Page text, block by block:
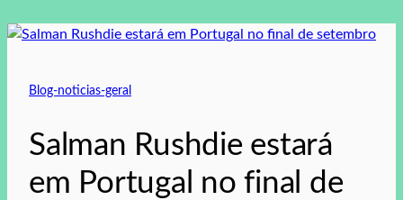
Blog-noticias-geral
Salman Rushdie estará
em Portugal no final de